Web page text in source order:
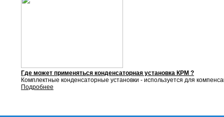
Где может применяться конденсаторная установка КРМ ?
Комплектные конденсаторные установки - используется для
Подробнее